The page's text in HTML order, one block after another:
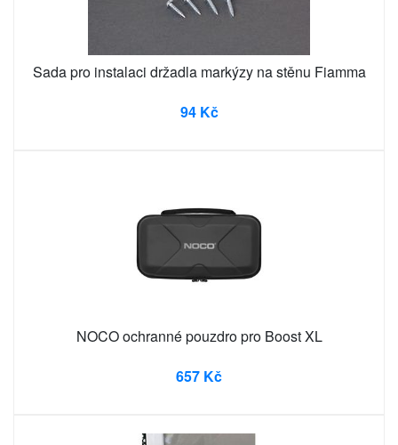
Sada pro instalaci držadla markýzy na stěnu Fiamma
94 Kč
NOCO ochranné pouzdro pro Boost XL
657 Kč